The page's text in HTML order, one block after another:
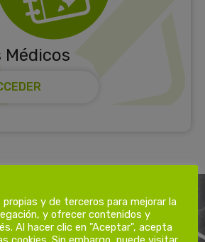
y de terceros para mejorar la
y ofrecer contenidos y
Al hacer clic en "Aceptar", acepta